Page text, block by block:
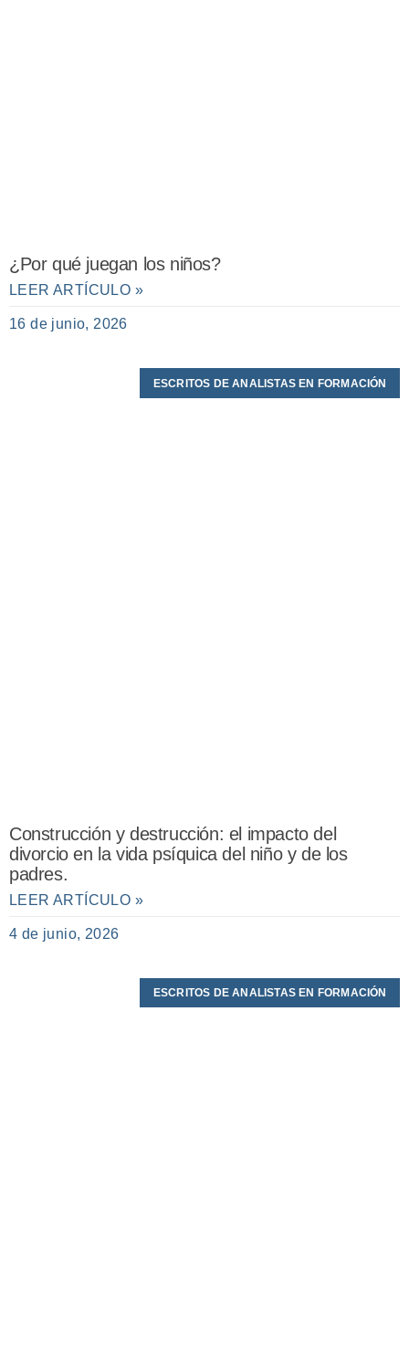
¿Por qué juegan los niños?
LEER ARTÍCULO »
16 de junio, 2026
ESCRITOS DE ANALISTAS EN FORMACIÓN
Construcción y destrucción: el impacto del
divorcio en la vida psíquica del niño y de los
padres.
LEER ARTÍCULO »
4 de junio, 2026
ESCRITOS DE ANALISTAS EN FORMACIÓN